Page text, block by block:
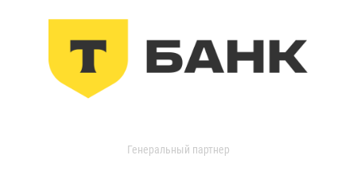
Генеральный партнер